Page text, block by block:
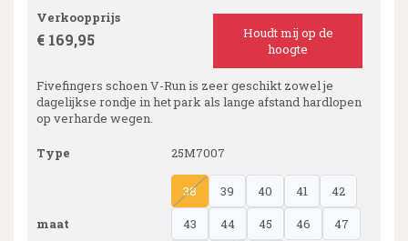
Verkoopprijs
€ 169,95
Houdt mij op de
hoogte
Fivefingers schoen V-Run is zeer geschikt zowel je
dagelijkse rondje in het park als lange afstand hardlopen
op verharde wegen.
Type 25M7007
maat
38 39 40 41
42
43
44 45 46
47